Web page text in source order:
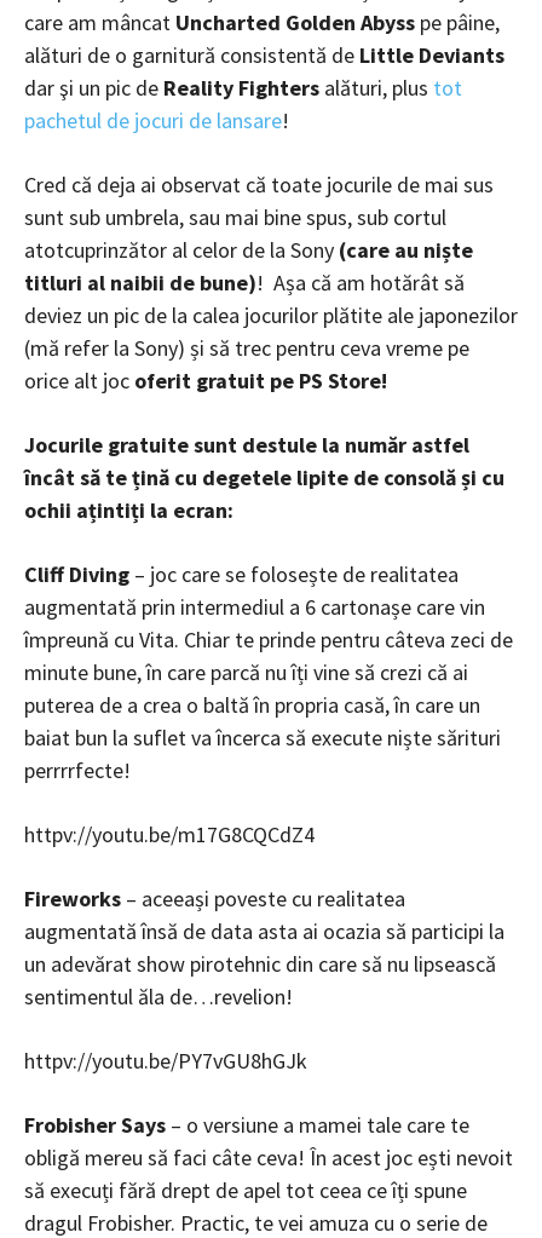
care am mâncat Uncharted Golden Abyss pe pâine,
alături de o garnitură consistentă de Little Deviants
dar şi un pic de Reality Fighters alături, plus tot
pachetul de jocuri de lansare!
Cred că deja ai observat că toate jocurile de mai sus
sunt sub umbrela, sau mai bine spus, sub cortul
atotcuprinzător al celor de la Sony (care au niște
titluri al naibii de bune)! Așa că am hotărât să
deviez un pic de la calea jocurilor plătite ale japonezilor
(mă refer la Sony) și să trec pentru ceva vreme pe
orice alt joc oferit gratuit pe PS Store!
Jocurile gratuite sunt destule la număr astfel
încât să te țină cu degetele lipite de consolă și cu
ochii ațintiți la ecran:
Cliff Diving – joc care se folosește de realitatea
augmentată prin intermediul a 6 cartonașe care vin
împreună cu Vita. Chiar te prinde pentru câteva zeci de
minute bune, în care parcă nu îți vine să crezi că ai
puterea de a crea o baltă în propria casă, în care un
baiat bun la suflet va încerca să execute niște sărituri
perrrrfecte!
httpv://youtu.be/m17G8CQCdZ4
Fireworks – aceeași poveste cu realitatea
augmentată însă de data asta ai ocazia să participi la
un adevărat show pirotehnic din care să nu lipsească
sentimentul ăla de…revelion!
httpv://youtu.be/PY7vGU8hGJk
Frobisher Says – o versiune a mamei tale care te
obligă mereu să faci câte ceva! În acest joc ești nevoit
să execuți fără drept de apel tot ceea ce îți spune
dragul Frobisher. Practic, te vei amuza cu o serie de